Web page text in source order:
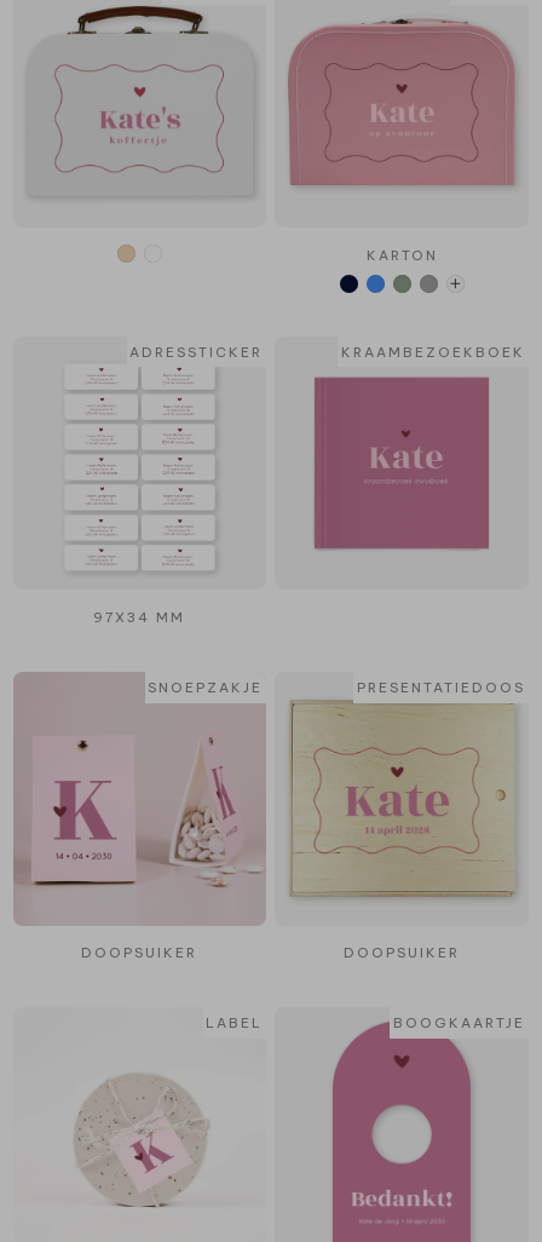
KARTON
ADRESSTICKER
97X34 MM
KRAAMBEZOEKBOEK
SNOEPZAKJE
DOOPSUIKER
PRESENTATIEDOOS
DOOPSUIKER
LABEL BOOGKAARTJE